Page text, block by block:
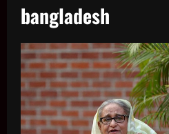
bangladesh